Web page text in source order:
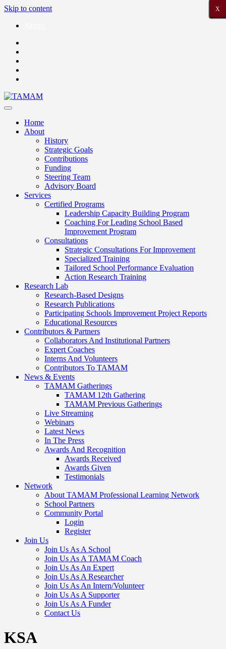
Skip to content
Home
About
History
Strategic Goals
Contributions
Funding
Steering Team
Advisory Board
Services
Certified Programs
Leadership Capacity Building Program
Coaching For Leading School Based
Improvement Program
Consultations
Strategic Consultations For Improvement
Specialized Training
Tailored School Performance Evaluation
Action Research Training
Research Lab
Research-Based Designs
Research Publications
Participating Schools Improvement Project Reports
Educational Resources
Contributors & Partners
Collaborators And Institutional Partners
Expert Coaches
Interns And Volunteers
Contributors To TAMAM
News & Events
TAMAM Gatherings
TAMAM 12th Gathering
TAMAM Previous Gatherings
Live Streaming
Webinars
Latest News
In The Press
Awards And Recognition
Awards Received
Awards Given
Testimonials
Network
About TAMAM Professional Learning Network
School Partners
Community Portal
Login
Register
Join Us
Join Us As A School
Join Us As A TAMAM Coach
Join Us As An Expert
Join Us As A Researcher
Join Us As An Intern/Volunteer
Join Us As A Supporter
Join Us As A Funder
Contact Us
KSA
X
X
X
X
X
X
X
X
X
X
X
X
X
X
X
X
X
X
X
X
X